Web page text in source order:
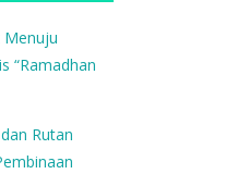
Menuju
“Ramadhan
Rutan